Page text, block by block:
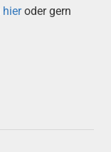
hieroder gern